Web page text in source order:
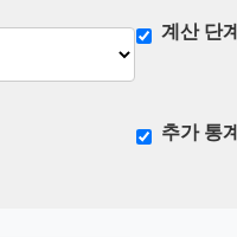
계산 단
추가 통